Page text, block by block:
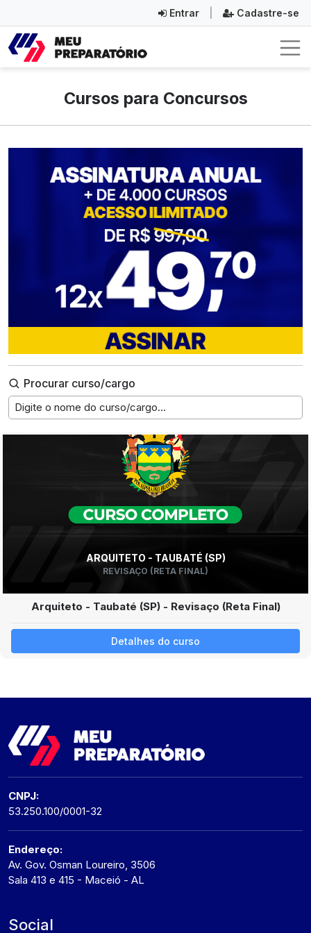
Entrar Cadastre-se
Cursos para Concursos
Procurar curso/cargo
Digite o nome do curso/cargo...
ARQUITETO - TAUBATÉ (SP)
REVISAÇO (RETA FINAL)
Arquiteto - Taubaté (SP) - Revisaço (Reta Final)
Detalhes do curso
CNPJ:
53.250.100/0001-32
Endereço:
Av. Gov. Osman Loureiro, 3506
Sala 413 e 415 - Maceió - AL
Social